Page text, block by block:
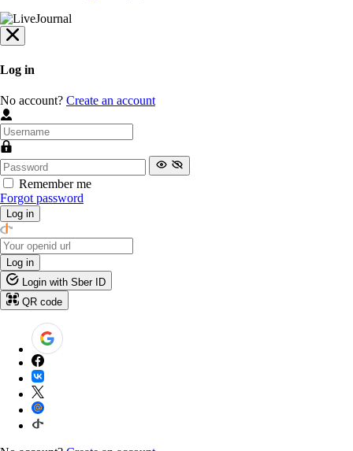
Log in
No account? Create an account
Remember me
Forgot password
Log in
Log in
Login with Sber ID
QR code